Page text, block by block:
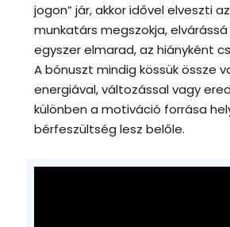
jogon” jár, akkor idővel elveszti
munkatárs megszokja, elvárássá
egyszer elmarad, az hiányként
A bónuszt mindig kössük össze
energiával, változással vagy
különben a motiváció forrása
bérfeszültség lesz belőle.